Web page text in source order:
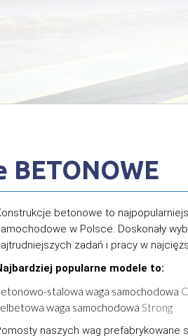
BETONOWE
betonowe to
w Polsce. Doskonały
zadań i pracy w
popularne modele to:
stalowa waga samochodowa
waga samochodowaStrong
naszych wag prefabrykowane